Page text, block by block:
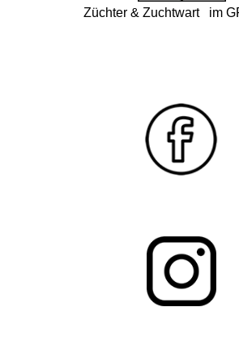
Züchter & Zuchtwart im